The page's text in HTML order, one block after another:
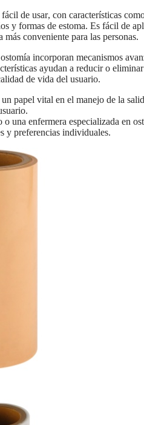
de usar, con características
y formas de estoma. Es fácil de
conveniente para las personas.
incorporan mecanismos
ayudan a reducir o
de vida del usuario.
papel vital en el manejo de la
una enfermera especializada en
y preferencias individuales.